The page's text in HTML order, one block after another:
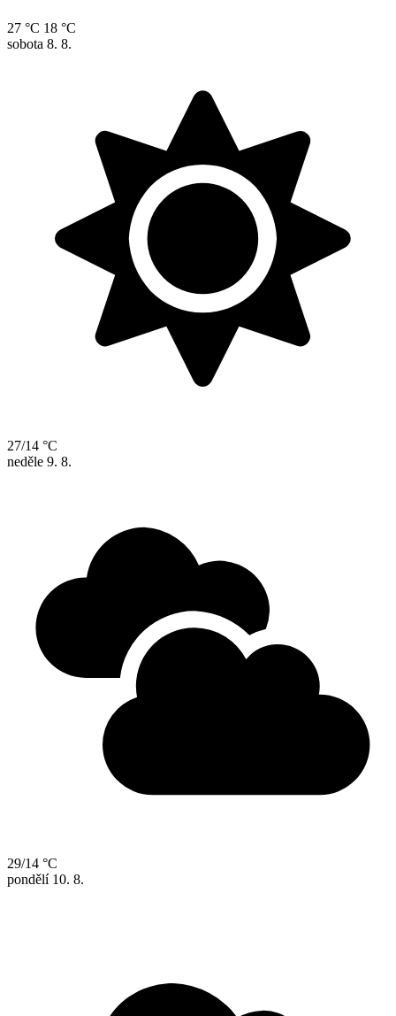
27 °C 18 °C
sobota 8. 8.
27/14 °C
neděle 9. 8.
29/14 °C
pondělí 10. 8.